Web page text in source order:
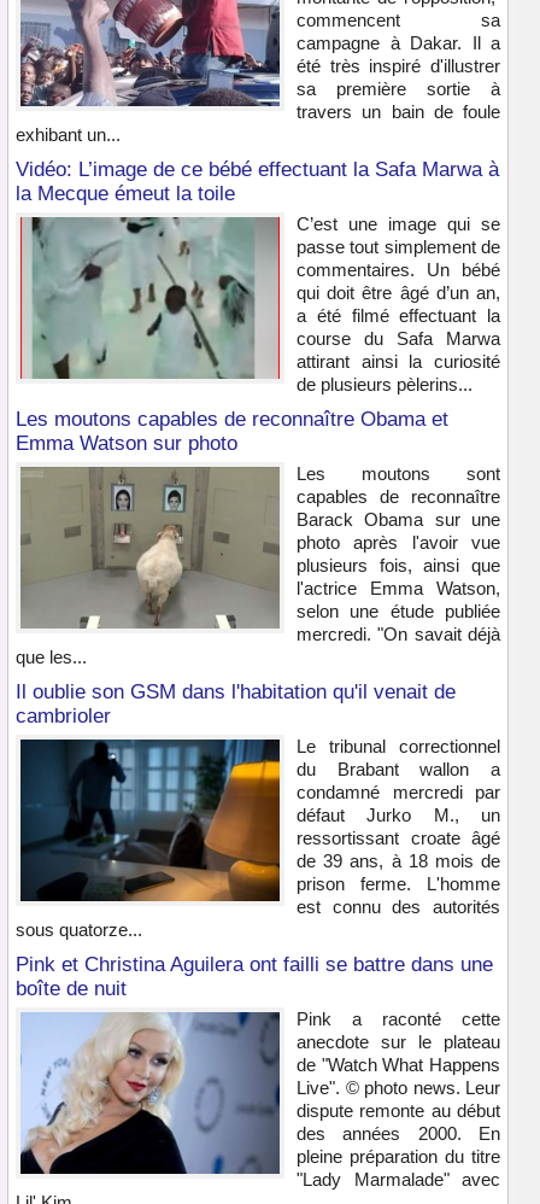
commencent sa
campagne à Dakar. Il a
été très inspiré d'illustrer
sa première sortie à
travers un bain de foule
exhibant un...
Vidéo: L’image de ce bébé effectuant la Safa Marwa à
la Mecque émeut la toile
C’est une image qui se
passe tout simplement de
commentaires. Un bébé
qui doit être âgé d’un an,
a été filmé effectuant la
course du Safa Marwa
attirant ainsi la curiosité
de plusieurs pèlerins...
Les moutons capables de reconnaître Obama et
Emma Watson sur photo
Les moutons sont
capables de reconnaître
Barack Obama sur une
photo après l'avoir vue
plusieurs fois, ainsi que
l'actrice Emma Watson,
selon une étude publiée
mercredi. "On savait déjà
que les...
Il oublie son GSM dans l'habitation qu'il venait de
cambrioler
Le tribunal correctionnel
du Brabant wallon a
condamné mercredi par
défaut Jurko M., un
ressortissant croate âgé
de 39 ans, à 18 mois de
prison ferme. L'homme
est connu des autorités
sous quatorze...
Pink et Christina Aguilera ont failli se battre dans une
boîte de nuit
Pink a raconté cette
anecdote sur le plateau
de "Watch What Happens
Live". © photo news. Leur
dispute remonte au début
des années 2000. En
pleine préparation du titre
"Lady Marmalade" avec